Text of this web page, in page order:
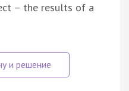
– the results of a